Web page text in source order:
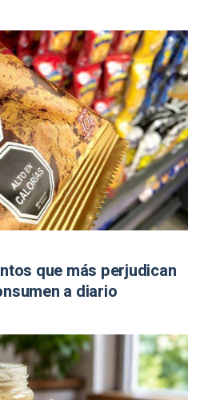
que más perjudican
a diario